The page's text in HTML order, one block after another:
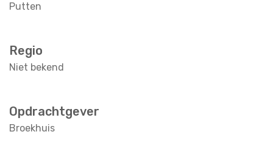
Putten
Regio
Niet bekend
Opdrachtgever
Broekhuis